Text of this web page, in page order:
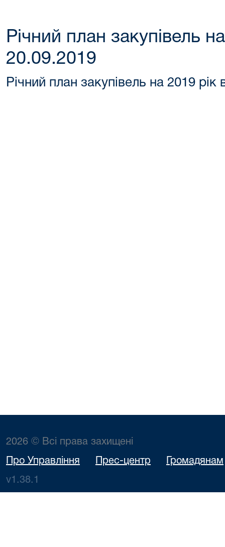
Річний план закупівель
20.09.2019
Річний план закупівель на 2019 рік
2026 © Всі права захищені
Про Управління Прес-центр Громадянам
v1.38.1